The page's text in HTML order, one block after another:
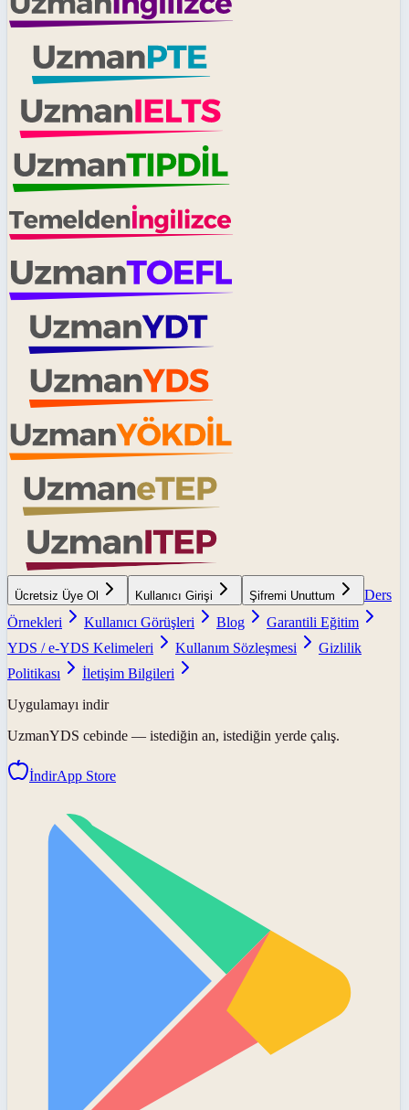
Ücretsiz Üye Ol Kullanıcı Girişi Şifremi Unuttum
Ders
Örnekleri
Kullanıcı Görüşleri Blog
Garantili Eğitim
YDS / e-YDS Kelimeleri
Kullanım Sözleşmesi
Gizlilik
Politikası
İletişim Bilgileri
Uygulamayı indir
UzmanYDS cebinde — istediğin an, istediğin yerde çalış.
İndirApp Store